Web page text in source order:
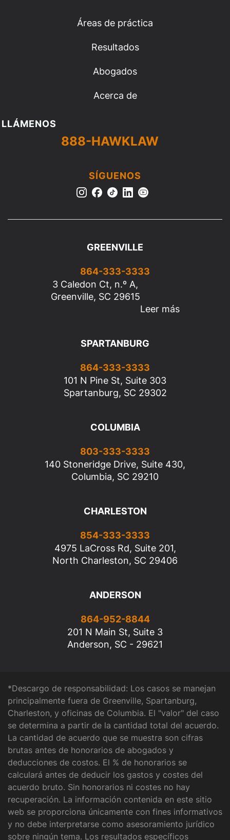
Áreas de práctica
Resultados
Abogados
Acerca de
LLÁMENOS
888-HAWKLAW
SÍGUENOS
GREENVILLE
864-333-3333
3 Caledon Ct, n.º A,
Greenville, SC 29615
Leer más
SPARTANBURG
864-333-3333
101 N Pine St, Suite 303
Spartanburg, SC 29302
COLUMBIA
803-333-3333
140 Stoneridge Drive, Suite 430,
Columbia, SC 29210
CHARLESTON
854-333-3333
4975 LaCross Rd, Suite 201,
North Charleston, SC 29406
ANDERSON
864-952-8844
201 N Main St, Suite 3
Anderson, SC - 29621
*Descargo de responsabilidad: Los casos se manejan
principalmente fuera de Greenville, Spartanburg,
Charleston, y oficinas de Columbia. El "valor" del caso
se determina a partir de la cantidad total del acuerdo.
La cantidad de acuerdo que se muestra son cifras
brutas antes de honorarios de abogados y
deducciones de costos. El % de honorarios se
calculará antes de deducir los gastos y costes del
acuerdo bruto. Sin honorarios ni costes no hay
recuperación. La información contenida en este sitio
web se proporciona únicamente con fines informativos
y no debe interpretarse como asesoramiento jurídico
sobre ningún tema. Los resultados específicos